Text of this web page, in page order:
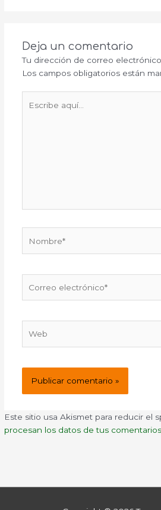
Deja un comentario
Tu dirección de correo
Los campos obligatorios están
aquí...
electrónico*
Este sitio usa Akismet para reducir el
procesan los datos de tus comentarios.